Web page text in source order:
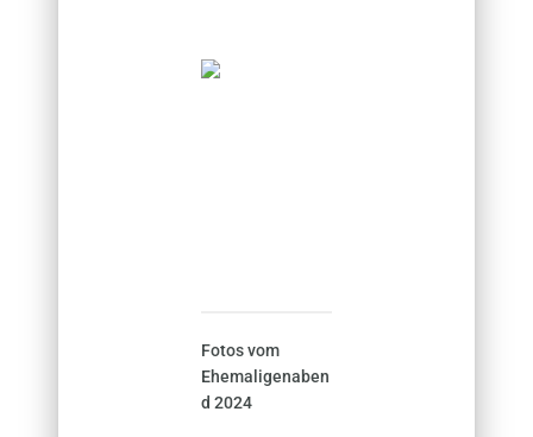
Fotos vom
Ehemaligenaben
d 2024